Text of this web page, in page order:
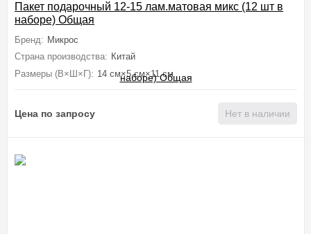
Пакет подарочный 12-15 лам.матовая микс (12 шт в
наборе) Общая
Бренд: Микрос
Страна производства: Китай
Размеры (В×Ш×Г): 14 см×5 см×11 см
Цена по запросу Нет в наличии